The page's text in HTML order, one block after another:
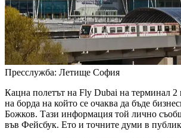
Пресслужба: Летище София
Кацна полетът на Fly Dubai на терминал
на борда на който се очаква да бъде
Божков. Тази информация той лично
във Фейсбук. Ето и точните думи в